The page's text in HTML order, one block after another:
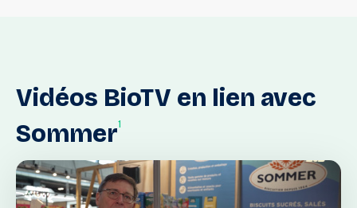
Vidéos BioTV en lien avec
Sommer1